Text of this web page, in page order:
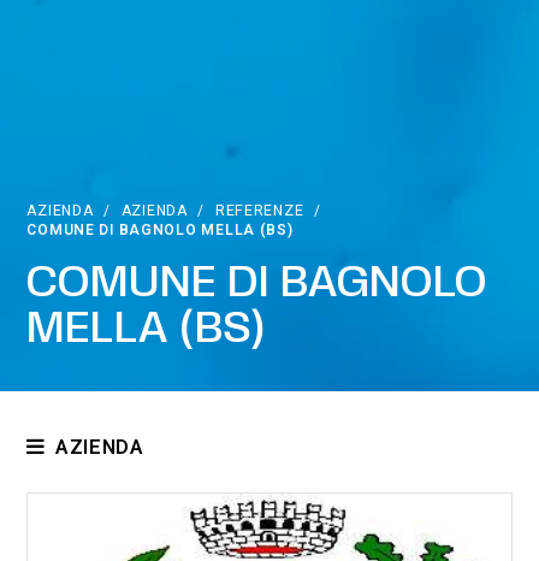
AZIENDA / AZIENDA / REFERENZE /
COMUNE DI BAGNOLO MELLA (BS)
COMUNE DI BAGNOLO
MELLA (BS)
AZIENDA
Chi siamo
Trentino Acque